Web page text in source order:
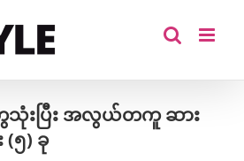
သုံးပြီး အလွယ်တကူ ဆား
(၅) ခု